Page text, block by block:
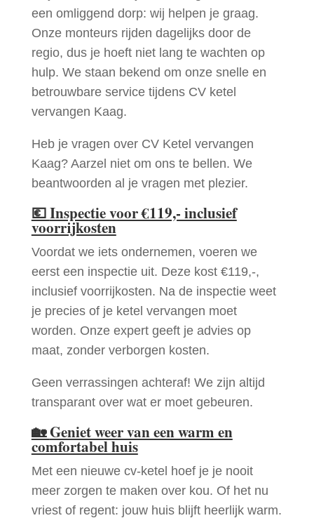
een omliggend dorp: wij helpen je graag.
Onze monteurs rijden dagelijks door de
regio, dus je hoeft niet lang te wachten op
hulp. We staan bekend om onze snelle en
betrouwbare service tijdens CV ketel
vervangen Kaag.
Heb je vragen over CV Ketel vervangen
Kaag? Aarzel niet om ons te bellen. We
beantwoorden al je vragen met plezier.
💶Inspectie voor €119,- inclusief
voorrijkosten
Voordat we iets ondernemen, voeren we
eerst een inspectie uit. Deze kost €119,-,
inclusief voorrijkosten. Na de inspectie weet
je precies of je ketel vervangen moet
worden. Onze expert geeft je advies op
maat, zonder verborgen kosten.
Geen verrassingen achteraf! We zijn altijd
transparant over wat er moet gebeuren.
🏡Geniet weer van een warm en
comfortabel huis
Met een nieuwe cv-ketel hoef je je nooit
meer zorgen te maken over kou. Of het nu
vriest of regent: jouw huis blijft heerlijk warm.